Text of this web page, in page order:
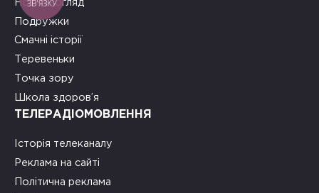
Новий погляд
Подружки
Смачні історії
Теревеньки
Точка зору
Школа здоров’я
ТЕЛЕРАДІОМОВЛЕННЯ
Історія телеканалу
Реклама на сайті
Політична реклама
ЗВ'ЯЗКУ